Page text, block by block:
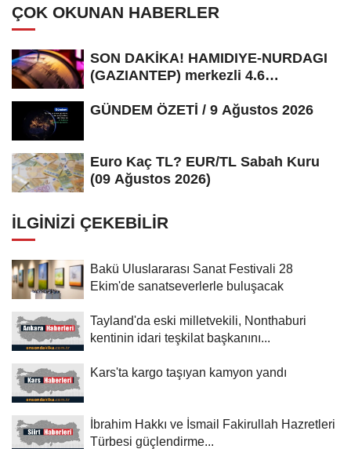
ÇOK OKUNAN HABERLER
SON DAKİKA! HAMIDIYE-NURDAGI
(GAZIANTEP) merkezli 4.6
GÜNDEM ÖZETİ / 9 Ağustos 2026
Euro Kaç TL? EUR/TL Sabah Kuru
(09 Ağustos 2026)
İLGINIZI ÇEKEBILIR
Bakü Uluslararası Sanat Festivali 28
Ekim'de sanatseverlerle buluşacak
Tayland'da eski milletvekili, Nonthaburi
kentinin idari teşkilat başkanını...
Kars'ta kargo taşıyan kamyon yandı
İbrahim Hakkı ve İsmail Fakirullah Hazretleri
Türbesi güçlendirme...